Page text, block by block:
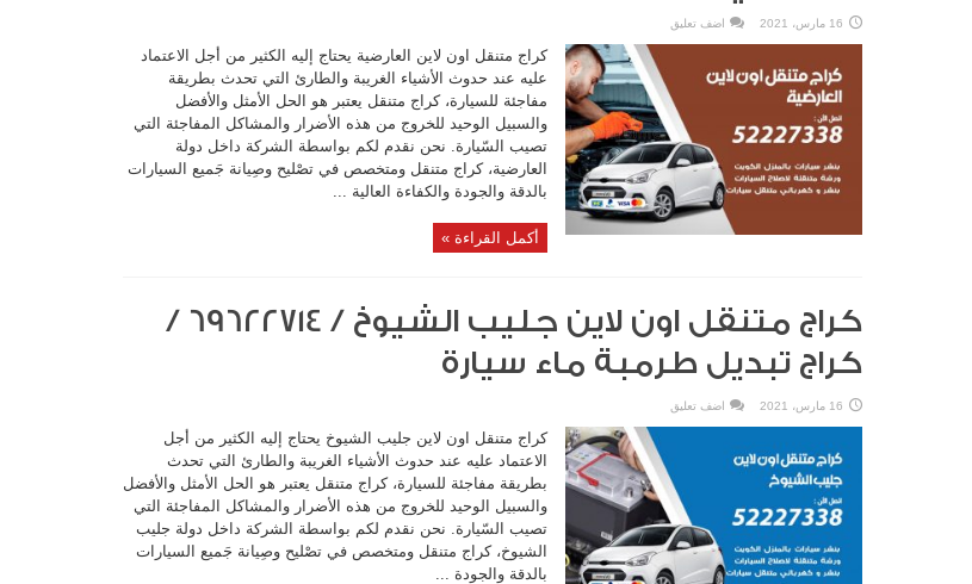
16 مارس، 2021 اضف تعليق
كراج متنقل اون لاين العارضية يحتاج إليه الكثير من أجل الاعتماد
عليه عند حدوث الأشياء الغريبة والطارئ التي تحدث بطريقة
مفاجئة للسيارة، كراج متنقل يعتبر هو الحل الأمثل والأفضل
والسبيل الوحيد للخروج من هذه الأضرار والمشاكل المفاجئة التي
تصيب السّيارة. نحن نقدم لكم بواسطة الشركة داخل دولة
العارضية، كراج متنقل ومتخصص في تصْليح وصِيانة جَميع السيارات
بالدقة والجودة والكفاءة العالية ...
أكمل القراءة »
كراج متنقل اون لاين جليب الشيوخ / 69622714‬ /
كراج تبديل طرمبة ماء سيارة
16 مارس، 2021 اضف تعليق
كراج متنقل اون لاين جليب الشيوخ يحتاج إليه الكثير من أجل
الاعتماد عليه عند حدوث الأشياء الغريبة والطارئ التي تحدث
بطريقة مفاجئة للسيارة، كراج متنقل يعتبر هو الحل الأمثل والأفضل
والسبيل الوحيد للخروج من هذه الأضرار والمشاكل المفاجئة التي
تصيب السّيارة. نحن نقدم لكم بواسطة الشركة داخل دولة جليب
الشيوخ، كراج متنقل ومتخصص في تصْليح وصِيانة جَميع السيارات
بالدقة والجودة ...